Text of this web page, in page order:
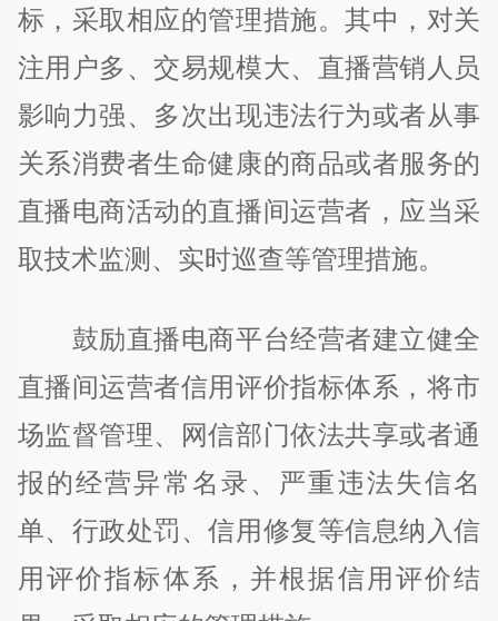
标，采取相应的管理措施。其中，对关
注用户多、交易规模大、直播营销人员
影响力强、多次出现违法行为或者从事
关系消费者生命健康的商品或者服务的
直播电商活动的直播间运营者，应当采
取技术监测、实时巡查等管理措施。
鼓励直播电商平台经营者建立健全
直播间运营者信用评价指标体系，将市
场监督管理、网信部门依法共享或者通
报的经营异常名录、严重违法失信名
单、行政处罚、信用修复等信息纳入信
用评价指标体系，并根据信用评价结